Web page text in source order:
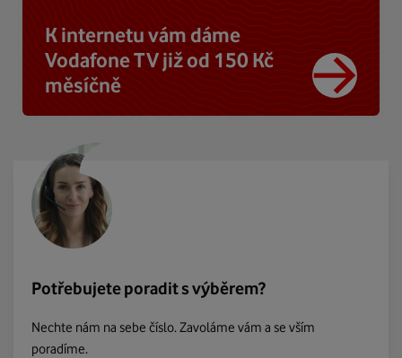
K internetu vám dáme
Vodafone TV již od 150 Kč
měsíčně
Potřebujete poradit s výběrem?
Nechte nám na sebe číslo. Zavoláme vám a se vším
poradíme.